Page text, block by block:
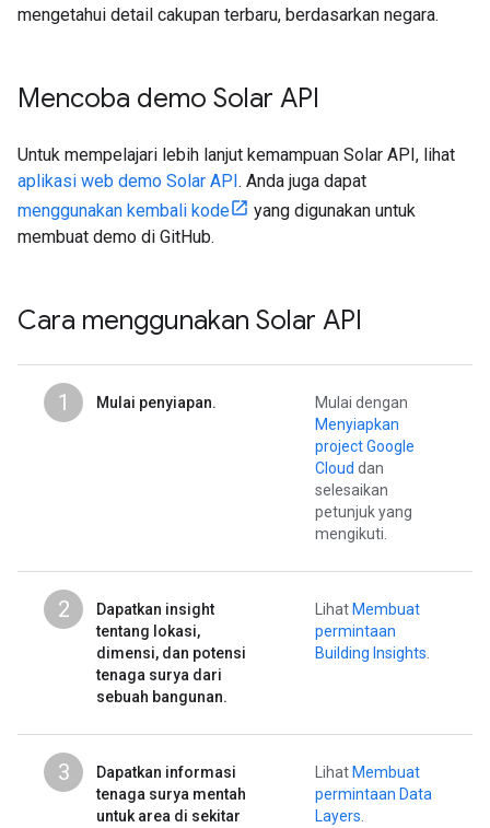
mengetahui detail cakupan terbaru, berdasarkan negara.
Mencoba demo Solar API
Untuk mempelajari lebih lanjut kemampuan Solar API, lihat
aplikasi web demo Solar API. Anda juga dapat
menggunakan kembali kode
yang digunakan untuk
membuat demo di GitHub.
Cara menggunakan Solar API
1 Mulai penyiapan.
Mulai dengan
Menyiapkan
project Google
Cloud dan
selesaikan
petunjuk yang
mengikuti.
2
Dapatkan insight
tentang lokasi,
dimensi, dan potensi
tenaga surya dari
sebuah bangunan.
Lihat Membuat
permintaan
Building Insights
3
Dapatkan informasi
tenaga surya mentah
untuk area di sekitar
Lihat Membuat
permintaan Data
Layers